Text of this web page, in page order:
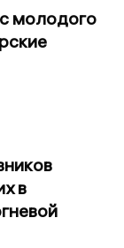
молодого
в